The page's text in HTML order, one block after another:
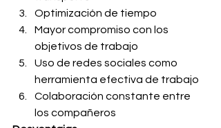
Optimización de tiempo
Mayor compromiso con los
objetivos de trabajo
Uso de redes sociales como
herramienta efectiva de trabajo
Colaboración constante entre
los compañeros